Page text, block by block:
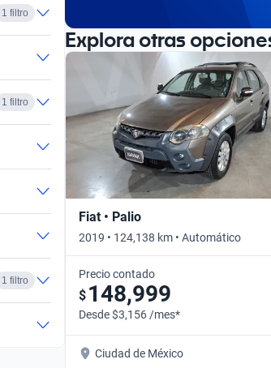
1 filtro
1 filtro
1 filtro
Explora otras
Fiat • Palio
2019 • 124,138 km • Automático
Precio contado
$ 148,999
Desde $3,156 /mes*
Ciudad de México